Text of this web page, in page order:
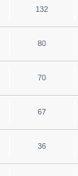
132
80
70
67
36